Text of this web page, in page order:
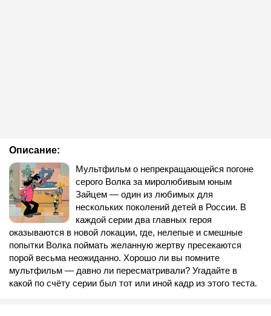
Описание:
Мультфильм о непрекращающейся погоне
серого Волка за миролюбивым юным
Зайцем — один из любимых для
нескольких поколений детей в России. В
каждой серии два главных героя
оказываются в новой локации, где, нелепые и смешные
попытки Волка поймать желанную жертву пресекаются
порой весьма неожиданно. Хорошо ли вы помните
мультфильм — давно ли пересматривали? Угадайте в
какой по счёту серии был тот или иной кадр из этого теста.